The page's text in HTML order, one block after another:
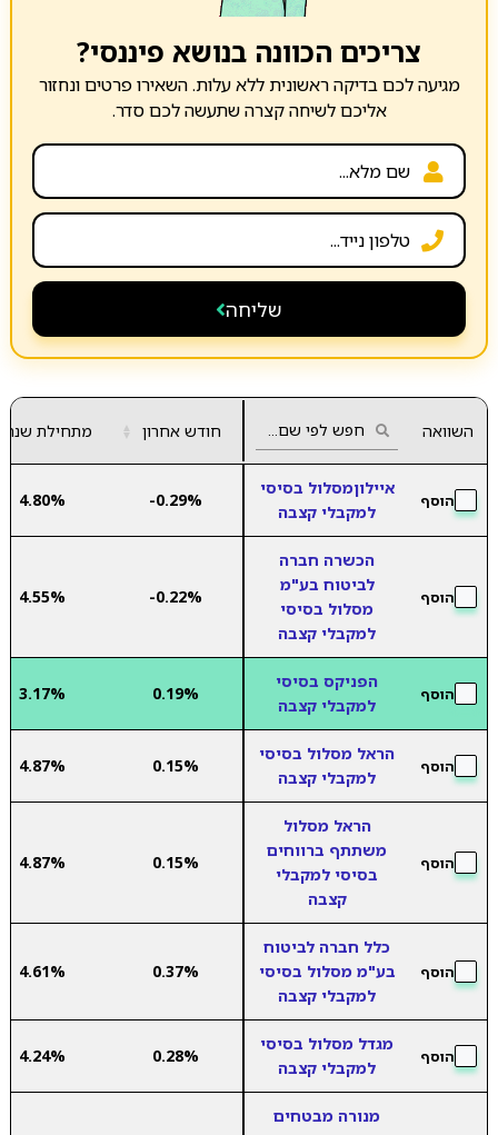
צריכים הכוונה בנושא פיננסי?
מגיעה לכם בדיקה ראשונית ללא עלות. השאירו פרטים ונחזור
אליכם לשיחה קצרה שתעשה לכם סדר.
שליחה
השוואה חודש אחרון ▲
▼ מתחילת שנה
הוסף
איילוןמסלול בסיסי
למקבלי קצבה
-0.29%
4.80%
הוסף
הכשרה חברה
לביטוח בע"מ
מסלול בסיסי
למקבלי קצבה
-0.22%
4.55%
הוסף
הפניקס בסיסי
למקבלי קצבה
0.19%
3.17%
הוסף
הראל מסלול בסיסי
למקבלי קצבה
0.15%
4.87%
הוסף
הראל מסלול
משתתף ברווחים
בסיסי למקבלי
קצבה
0.15%
4.87%
הוסף
כלל חברה לביטוח
בע"מ מסלול בסיסי
למקבלי קצבה
0.37%
4.61%
הוסף
מגדל מסלול בסיסי
למקבלי קצבה
0.28%
4.24%
מנורה מבטחים